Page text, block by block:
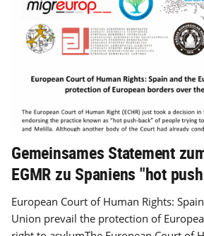
Gemeinsames Statement
EGMR zu Spaniens "hot
European Court of Human Rights:
Union prevail the protection of